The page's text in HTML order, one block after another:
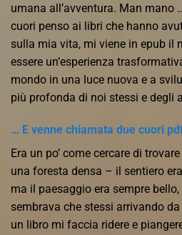
umana all’avventura. Man mano
cuori penso ai libri che hanno
sulla mia vita, mi viene in epub il
essere un’esperienza
mondo in una luce nuova e a
più profonda di noi stessi e degli
… E venne chiamata due cuori
Era un po’ come cercare di
una foresta densa – il sentiero
ma il paesaggio era sempre
sembrava che stessi arrivando
un libro mi faccia ridere e